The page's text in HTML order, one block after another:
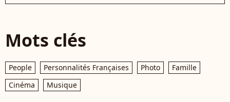
Mots clés
People Personnalités Françaises Photo
Famille
Cinéma
Musique